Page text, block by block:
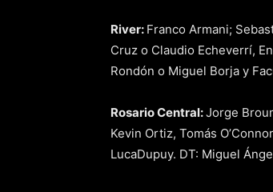
River: Franco Armani;
Cruz o Claudio Echeverrí,
Rondón o Miguel Borja y
Rosario Central:Jorge
Kevin Ortiz, Tomás
LucaDupuy. DT: Miguel